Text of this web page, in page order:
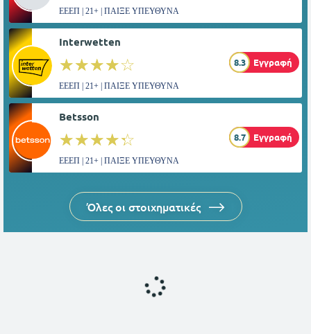
ΕΕΕΠ | 21+ | ΠΑΙΞΕ ΥΠΕΥΘΥΝΑ
Interwetten
☆☆☆☆☆
★★★★★ 8.3 Εγγραφή
ΕΕΕΠ | 21+ | ΠΑΙΞΕ ΥΠΕΥΘΥΝΑ
Betsson
☆☆☆☆☆
★★★★★ 8.7 Εγγραφή
ΕΕΕΠ | 21+ | ΠΑΙΞΕ ΥΠΕΥΘΥΝΑ
Όλες οι στοιχηματικές